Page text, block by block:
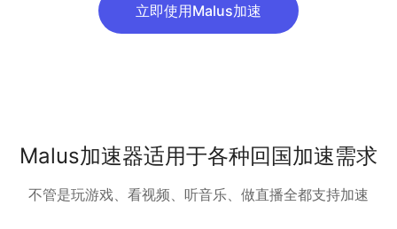
立即使用Malus加速
Malus加速器适用于各种回国加速需求
不管是玩游戏、看视频、听音乐、做直播全都支持加速